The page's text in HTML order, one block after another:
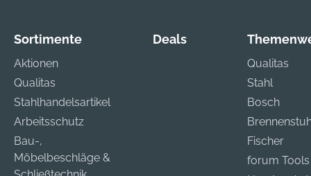
Sortimente
Aktionen
Qualitas
Stahlhandelsartikel
Arbeitsschutz
Bau-,
Möbelbeschläge &
Deals
Qualitas
Stahl
Bosch
Fischer
forum Tools